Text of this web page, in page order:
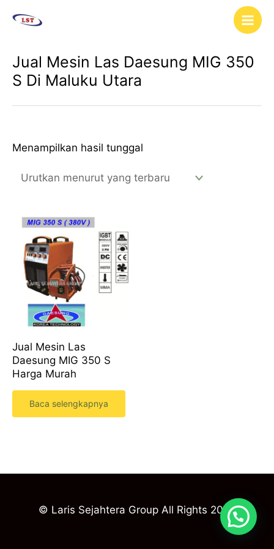
Main
Jual Mesin Las Daesung MIG 350
S Di Maluku Utara
Menampilkan hasil tunggal
Jual Mesin Las
Daesung MIG 350 S
Harga Murah
Baca selengkapnya
© Laris Sejahtera Group All Rights 2023